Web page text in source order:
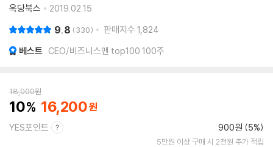
옥당북스
2019.02.15.
9.8 330 판매지수 1,824
베스트 CEO/비즈니스맨 top100 100주
18,000원
10 16,200
YES포인트 900원 (5%)
5만원 이상 구매 시 2천원 추가 적립